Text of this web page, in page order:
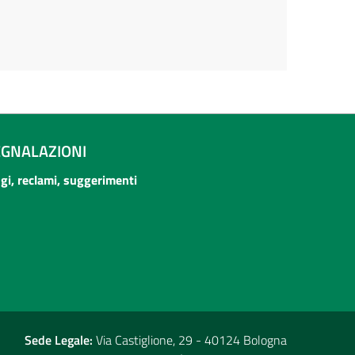
reclami, suggerimenti
Sede Legale: Via Castiglione, 29 - 40124 Bologna